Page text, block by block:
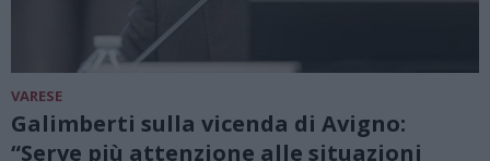
VARESE
Galimberti sulla vicenda di Avigno:
“Serve più attenzione alle situazioni